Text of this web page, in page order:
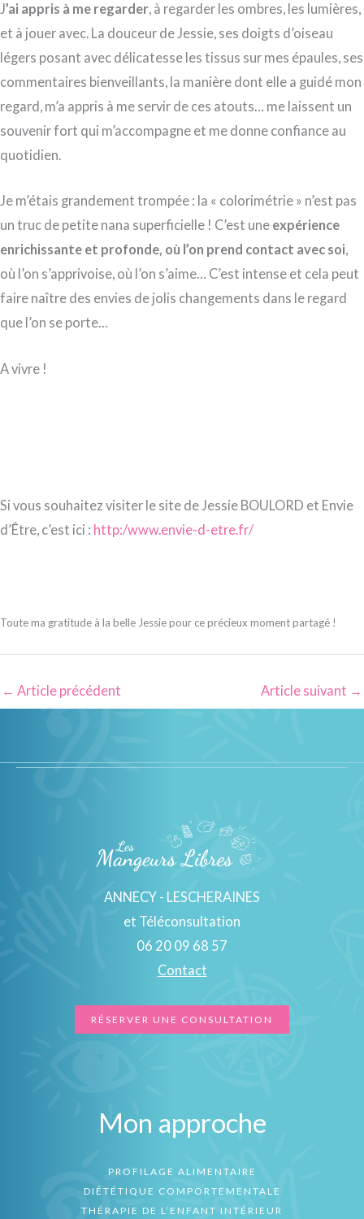
J’ai appris à me regarder, à regarder les ombres, les lumières,
et à jouer avec. La douceur de Jessie, ses doigts d’oiseau
légers posant avec délicatesse les tissus sur mes épaules, ses
commentaires bienveillants, la manière dont elle a guidé mon
regard, m’a appris à me servir de ces atouts… me laissent un
souvenir fort qui m’accompagne et me donne confiance au
quotidien.
Je m’étais grandement trompée : la « colorimétrie » n’est pas
un truc de petite nana superficielle ! C’est une expérience
enrichissante et profonde, où l’on prend contact avec soi,
où l’on s’apprivoise, où l’on s’aime… C’est intense et cela peut
faire naître des envies de jolis changements dans le regard
que l’on se porte…
A vivre !
Si vous souhaitez visiter le site de Jessie BOULORD et Envie
d’Être, c’est ici : http:/www.envie-d-etre.fr/
Toute ma gratitude à la belle Jessie pour ce précieux moment partagé !
← Article précédent Article suivant →
ANNECY - LESCHERAINES
et Téléconsultation
06 20 09 68 57
Contact
RÉSERVER UNE CONSULTATION
Mon approche
PROFILAGE ALIMENTAIRE
DIÉTÉTIQUE COMPORTEMENTALE
THÉRAPIE DE L’ENFANT INTÉRIEUR